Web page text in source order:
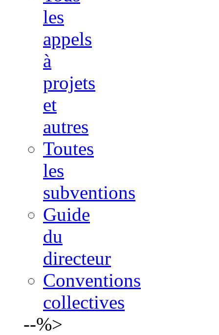
les
appels
à
projets
et
autres
Toutes
les
subventions
Guide
du
directeur
Conventions
collectives
--%>